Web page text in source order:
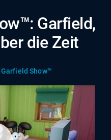
Garfield,
die Zeit
Show™